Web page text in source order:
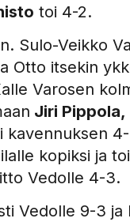
toi 4-2.
Sulo-Veikko
Otto itsekin
Varosen
Jiri Pippola,
kavennuksen
kopiksi ja
Vedolle 4-3.
Vedolle 9-3